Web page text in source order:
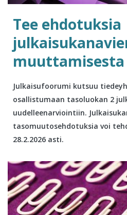
Tee ehdotuksia
muuttamisesta
Julkaisufoorumi kutsuu
osallistumaan tasoluokan 2
uudelleenarviointiin.
tasomuutosehdotuksia voi
28.2.2026 asti.